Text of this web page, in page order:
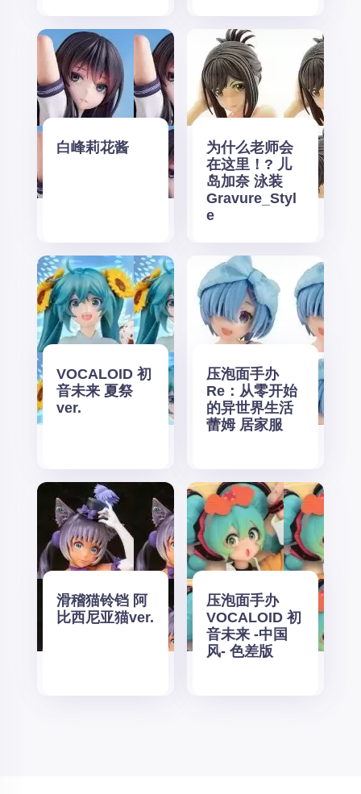
白峰莉花酱
为什么老师会
在这里！? 儿
岛加奈 泳装
Gravure_Styl
e
VOCALOID 初
音未来 夏祭
ver.
压泡面手办
Re：从零开始
的异世界生活
蕾姆 居家服
滑稽猫铃铛 阿
比西尼亚猫ver.
压泡面手办
VOCALOID 初
音未来 -中国
风- 色差版